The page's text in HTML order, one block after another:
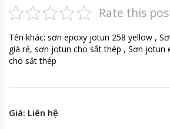
Rate this
Tên khác: sơn epoxy jotun 258 yellow ,
giá rẻ, sơn jotun cho sắt thép , Sơn jotun
cho sắt thép
Giá: Liên hệ